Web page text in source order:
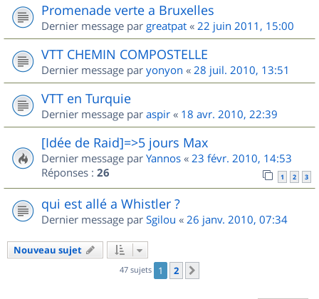
Promenade verte a Bruxelles
Dernier message par greatpat « 22 juin 2011, 15:00
VTT CHEMIN COMPOSTELLE
Dernier message par yonyon « 28 juil. 2010, 13:51
VTT en Turquie
Dernier message par aspir « 18 avr. 2010, 22:39
[Idée de Raid]=>5 jours Max
Dernier message par Yannos « 23 févr. 2010, 14:53
Réponses : 26 1 2 3
qui est allé a Whistler ?
Dernier message par Sgilou « 26 janv. 2010, 07:34
Nouveau sujet
47 sujets 1 2